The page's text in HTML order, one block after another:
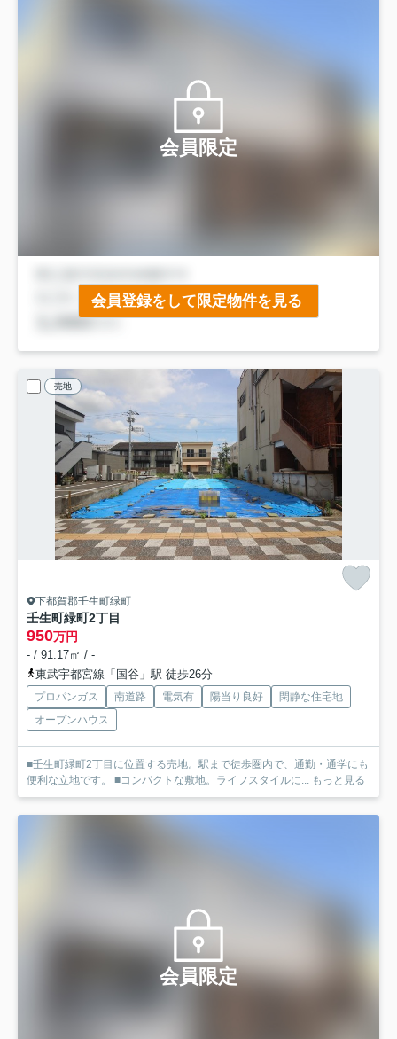
会員限定
会員登録をして限定物件を見る
売地
下都賀郡壬生町緑町
壬生町緑町2丁目
950万円
- / 91.17㎡ / -
東武宇都宮線「国谷」駅 徒歩26分
プロパンガス 南道路 電気有 陽当り良好
閑静な住宅地
オープンハウス
■壬生町緑町2丁目に位置する売地。駅まで徒歩圏内で、通勤・通学にも
便利な立地です。 ■コンパクトな敷地。ライフスタイルに...
もっと見る
会員限定